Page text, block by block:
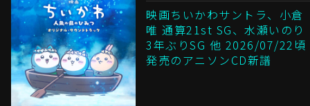
映画ちいかわサントラ、小倉
唯 通算21st SG、水瀬いのり
3年ぶりSG 他 2026/07/22頃
発売のアニソンCD新譜